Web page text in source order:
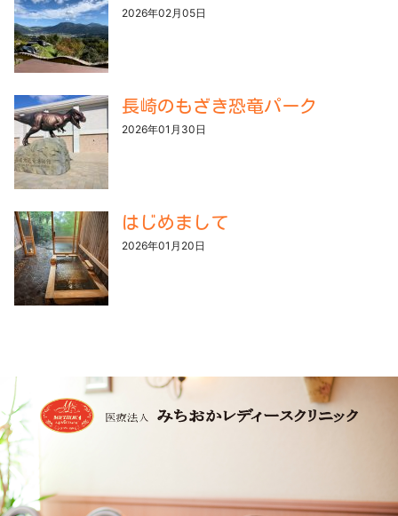
2026年02月05日
長崎のもざき恐竜パーク
2026年01月30日
はじめまして
2026年01月20日